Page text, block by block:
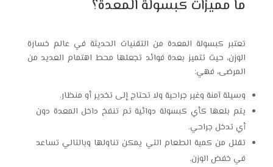
ما مميزات كبسولة المعدة؟
تعتبر كبسولة المعدة من التقنيات الحديثة في عالم خسارة
الوزن، حيث تتميز بعدة فوائد تجعلها محط اهتمام العديد من
المرضى، فهي:
وسيلة آمنة وغير جراحية ولا تحتاج إلى تخدير أو منظار.
يتم بلعها كأي كبسولة دوائية ثم تنفخ داخل المعدة دون
أي تدخل جراحي.
تقلل من كمية الطعام التي يمكن تناولها وبالتالي تساعد
في خفض الوزن.